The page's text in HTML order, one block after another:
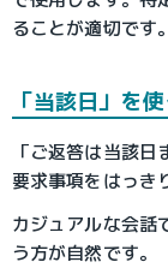
ることが適切です。
「当該日」を
「ご返答は当該
要求事項をはっき
カジュアルな会話
う方が自然です。